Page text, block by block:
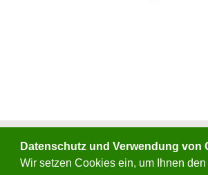
Datenschutz und Verwendung von
Wir setzen Cookies ein, um Ihnen
ZahnarztWalter Meyer
Bahnstraße 34 | 56841 Traben-